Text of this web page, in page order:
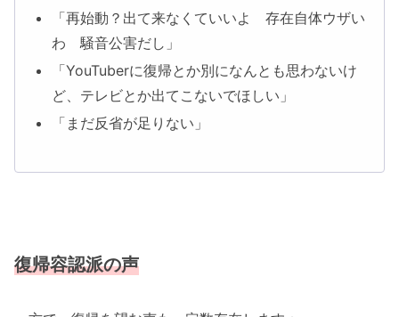
「再始動？出て来なくていいよ 存在自体ウザい
わ 騒音公害だし」
「YouTuberに復帰とか別になんとも思わないけ
ど、テレビとか出てこないでほしい」
「まだ反省が足りない」
復帰容認派の声